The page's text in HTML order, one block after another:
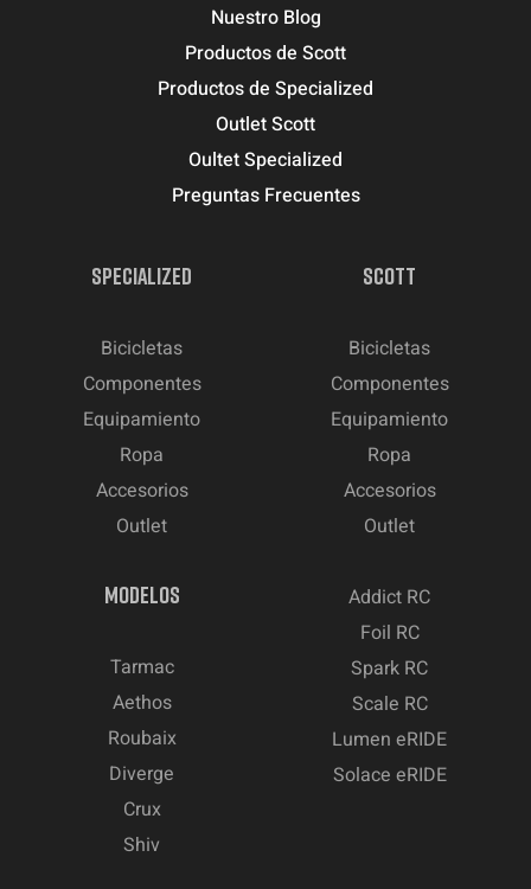
Nuestro Blog
Productos de Scott
Productos de Specialized
Outlet Scott
Oultet Specialized
Preguntas Frecuentes
SPECIALIZED
Bicicletas
Componentes
Equipamiento
Ropa
Accesorios
Outlet
SCOTT
Bicicletas
Componentes
Equipamiento
Ropa
Accesorios
Outlet
MODELOS
Tarmac
Aethos
Roubaix
Diverge
Crux
Shiv
Addict RC
Foil RC
Spark RC
Scale RC
Lumen eRIDE
Solace eRIDE